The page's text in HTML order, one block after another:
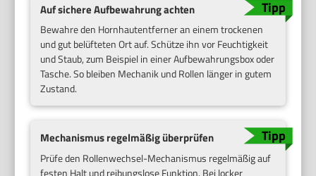
Auf sichere Aufbewahrung achten
Bewahre den Hornhautentferner an einem trockenen
und gut belüfteten Ort auf. Schütze ihn vor Feuchtigkeit
und Staub, zum Beispiel in einer Aufbewahrungsbox oder
Tasche. So bleiben Mechanik und Rollen länger in gutem
Zustand.
Mechanismus regelmäßig überprüfen
Prüfe den Rollenwechsel-Mechanismus regelmäßig auf
festen Halt und reibungslose Funktion. Bei locker